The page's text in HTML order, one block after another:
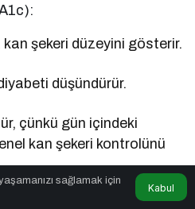
şekeri düzeyini gösterir.
düşündürür.
çünkü gün içindeki
kan şekeri kontrolünü
her bireyin mutlaka bir
sağlamak için
Kabul